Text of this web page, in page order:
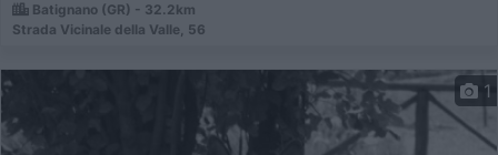
Batignano (GR) - 32.2km
Strada Vicinale della Valle, 56
1